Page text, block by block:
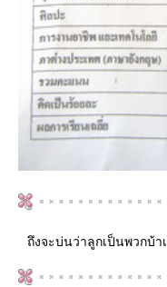
ถึงจะบ่นว่าลูกเป็นพวกบ้